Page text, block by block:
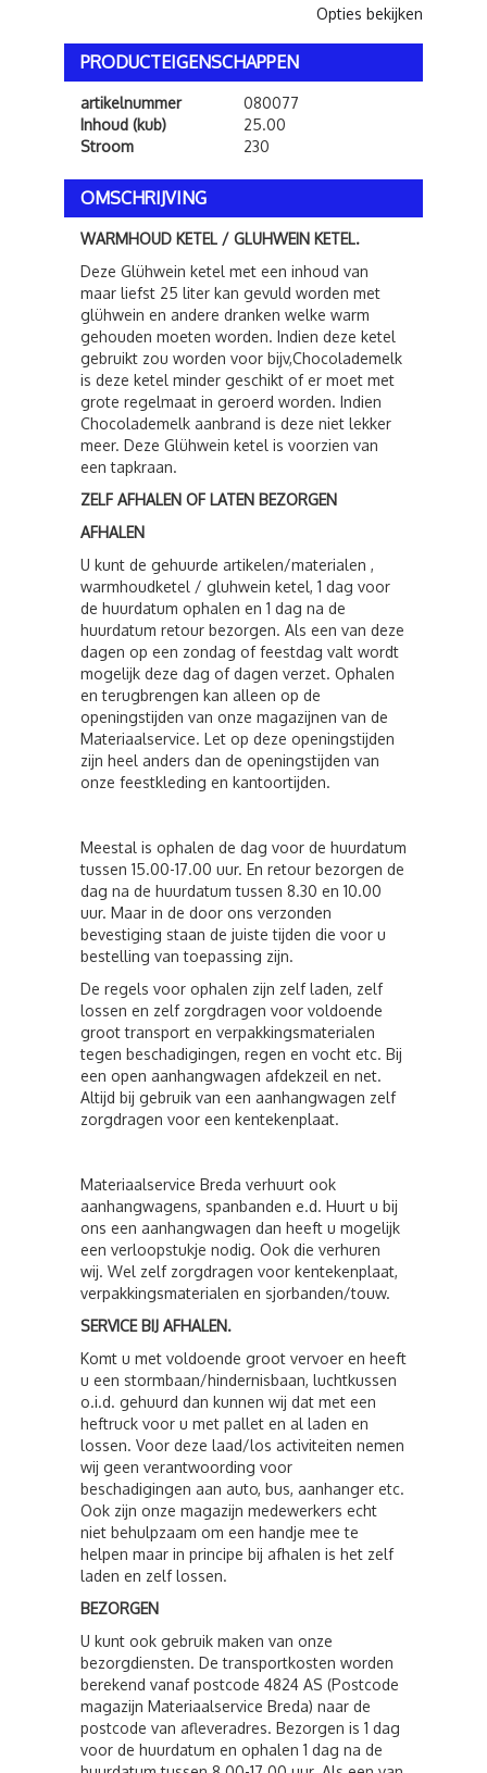
Opties bekijken
PRODUCTEIGENSCHAPPEN
artikelnummer
080077
Inhoud (kub)
25.00
Stroom
230
OMSCHRIJVING
WARMHOUD KETEL / GLUHWEIN KETEL.
Deze Glühwein ketel met een inhoud van
maar liefst 25 liter kan gevuld worden met
glühwein en andere dranken welke warm
gehouden moeten worden. Indien deze ketel
gebruikt zou worden voor bijv,Chocolademelk
is deze ketel minder geschikt of er moet met
grote regelmaat in geroerd worden. Indien
Chocolademelk aanbrand is deze niet lekker
meer. Deze Glühwein ketel is voorzien van
een tapkraan.
ZELF AFHALEN OF LATEN BEZORGEN
AFHALEN
U kunt de gehuurde artikelen/materialen ,
warmhoudketel / gluhwein ketel, 1 dag voor
de huurdatum ophalen en 1 dag na de
huurdatum retour bezorgen. Als een van deze
dagen op een zondag of feestdag valt wordt
mogelijk deze dag of dagen verzet. Ophalen
en terugbrengen kan alleen op de
openingstijden van onze magazijnen van de
Materiaalservice. Let op deze openingstijden
zijn heel anders dan de openingstijden van
onze feestkleding en kantoortijden.
Meestal is ophalen de dag voor de huurdatum
tussen 15.00-17.00 uur. En retour bezorgen de
dag na de huurdatum tussen 8.30 en 10.00
uur. Maar in de door ons verzonden
bevestiging staan de juiste tijden die voor u
bestelling van toepassing zijn.
De regels voor ophalen zijn zelf laden, zelf
lossen en zelf zorgdragen voor voldoende
groot transport en verpakkingsmaterialen
tegen beschadigingen, regen en vocht etc. Bij
een open aanhangwagen afdekzeil en net.
Altijd bij gebruik van een aanhangwagen zelf
zorgdragen voor een kentekenplaat.
Materiaalservice Breda verhuurt ook
aanhangwagens, spanbanden e.d. Huurt u bij
ons een aanhangwagen dan heeft u mogelijk
een verloopstukje nodig. Ook die verhuren
wij. Wel zelf zorgdragen voor kentekenplaat,
verpakkingsmaterialen en sjorbanden/touw.
SERVICE BIJ AFHALEN.
Komt u met voldoende groot vervoer en heeft
u een stormbaan/hindernisbaan, luchtkussen
o.i.d. gehuurd dan kunnen wij dat met een
heftruck voor u met pallet en al laden en
lossen. Voor deze laad/los activiteiten nemen
wij geen verantwoording voor
beschadigingen aan auto, bus, aanhanger etc.
Ook zijn onze magazijn medewerkers echt
niet behulpzaam om een handje mee te
helpen maar in principe bij afhalen is het zelf
laden en zelf lossen.
BEZORGEN
U kunt ook gebruik maken van onze
bezorgdiensten. De transportkosten worden
berekend vanaf postcode 4824 AS (Postcode
magazijn Materiaalservice Breda) naar de
postcode van afleveradres. Bezorgen is 1 dag
voor de huurdatum en ophalen 1 dag na de